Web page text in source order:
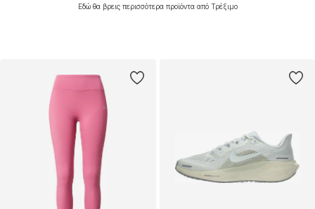
Εδώ θα βρεις περισσότερα προϊόντα από Τρέξιμο